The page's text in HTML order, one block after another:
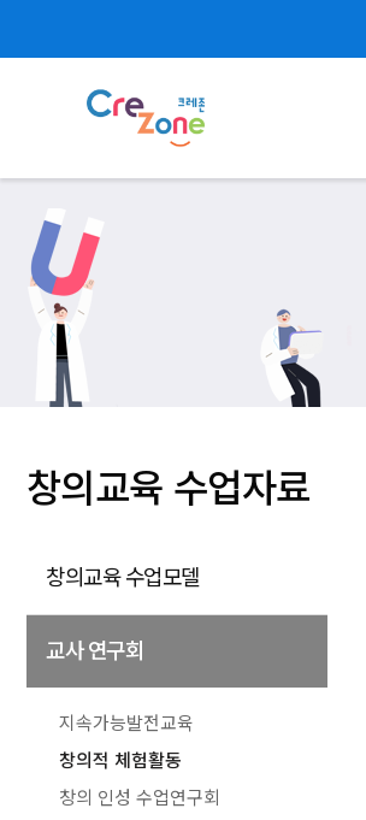
창의교육 수업자료
창의교육 수업모델
교사 연구회
지속가능발전교육
창의적 체험활동
창의 인성 수업연구회